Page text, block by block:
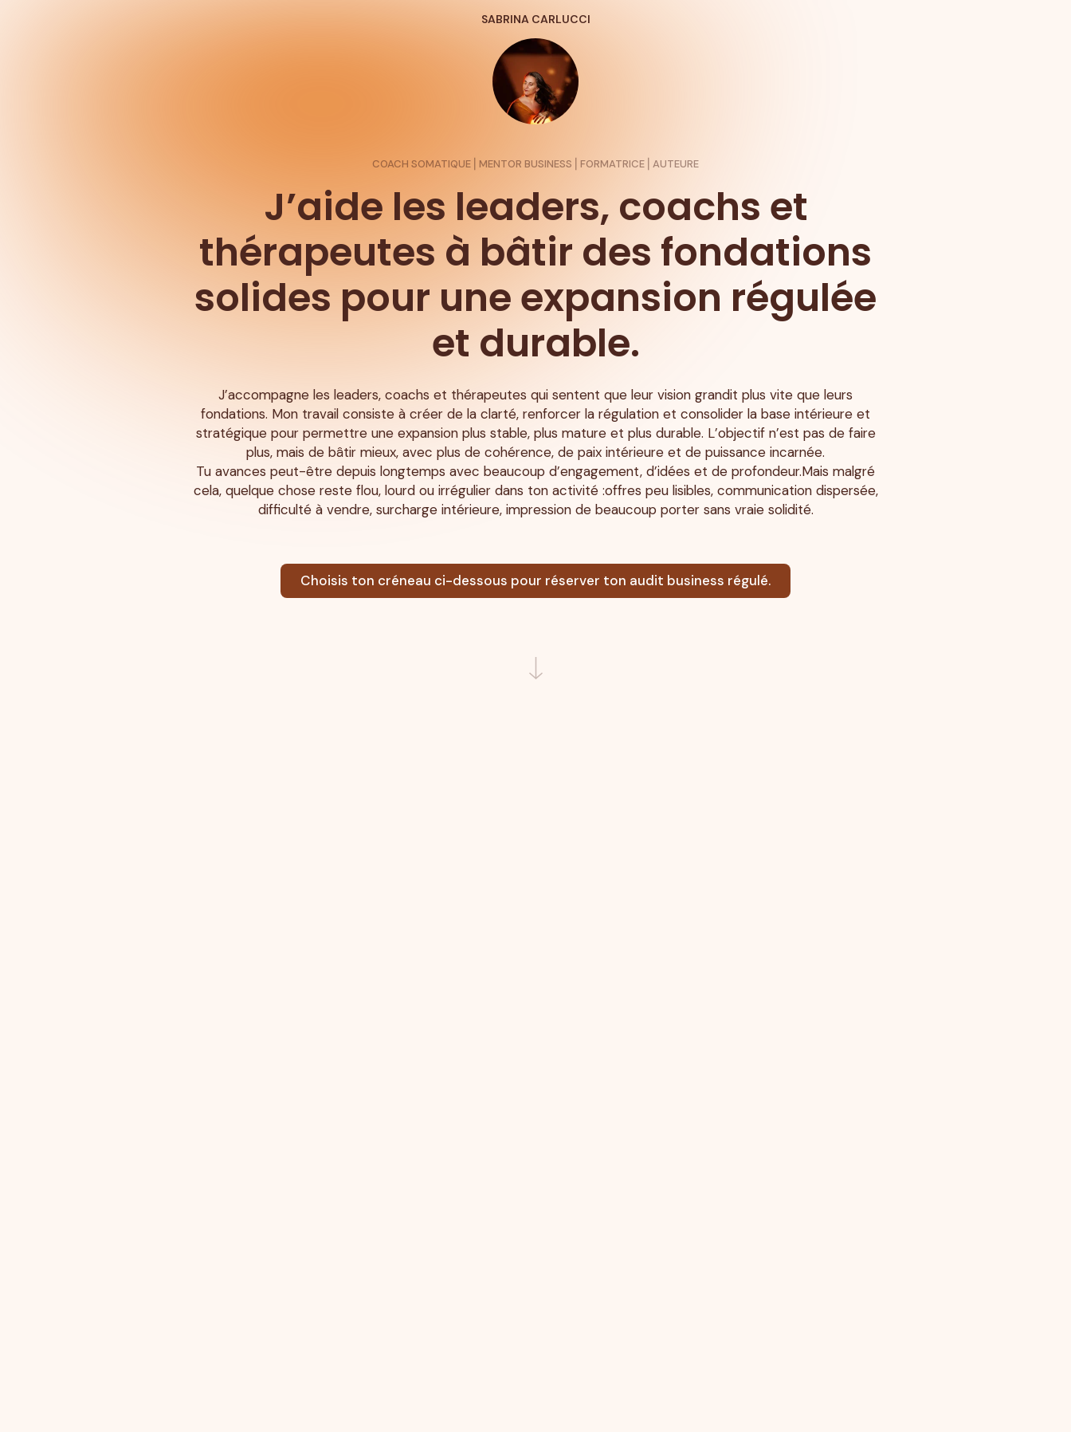
SABRINA CARLUCCI
COACH SOMATIQUE ⎢MENTOR BUSINESS ⎢FORMATRICE ⎢AUTEURE
J’aide les leaders, coachs et
thérapeutes à bâtir des fondations
solides pour une expansion régulée
et durable.
J’accompagne les leaders, coachs et thérapeutes qui sentent que leur vision grandit plus vite que leurs
fondations. Mon travail consiste à créer de la clarté, renforcer la régulation et consolider la base intérieure et
stratégique pour permettre une expansion plus stable, plus mature et plus durable. L’objectif n’est pas de faire
plus, mais de bâtir mieux, avec plus de cohérence, de paix intérieure et de puissance incarnée.
Tu avances peut-être depuis longtemps avec beaucoup d’engagement, d’idées et de profondeur.Mais malgré
cela, quelque chose reste flou, lourd ou irrégulier dans ton activité :offres peu lisibles, communication dispersée,
difficulté à vendre, surcharge intérieure, impression de beaucoup porter sans vraie solidité.
Choisis ton créneau ci-dessous pour réserver ton audit business régulé.